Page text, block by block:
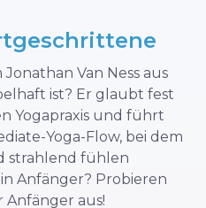
Van Ness aus
ist? Er glaubt fest
Yogapraxis und führt
Yoga-Flow, bei dem
strahlend fühlen
Anfänger? Probieren
Anfänger aus!